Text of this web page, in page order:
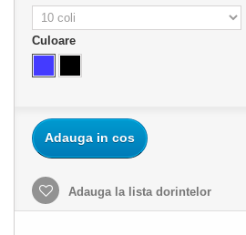
Culoare
Adauga in cos
Adauga la lista dorintelor